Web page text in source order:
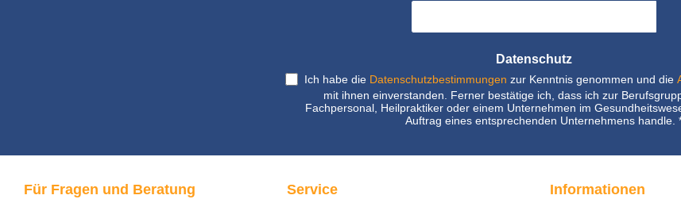
Datenschutz
Ich habe die Datenschutzbestimmungen zur Kenntnis genommen und die
mit ihnen einverstanden. Ferner bestätige ich, dass ich zur
Fachpersonal, Heilpraktiker oder einem Unternehmen im
Auftrag eines entsprechenden Unternehmens handle.
Für Fragen und Beratung Service Informationen